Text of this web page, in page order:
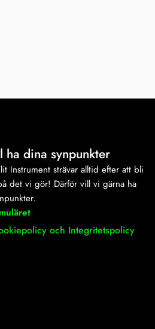
ha dina synpunkter
Instrument strävar alltid efter att bli
det vi gör! Därför vill vi gärna ha
och Integritetspolicy